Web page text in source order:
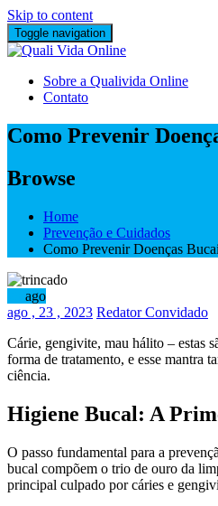
Skip to content
Toggle navigation
Sobre a Qualivida Online
Contato
Como Prevenir
Browse
Home
Prevenção e Cuidados
Como Prevenir Doenças
ago
ago , 23 , 2023 Redator Convidado
Cárie, gengivite, mau hálito – estas
forma de tratamento, e esse mantra
ciência.
Higiene Bucal: A
O passo fundamental para a
bucal compõem o trio de ouro da
principal culpado por cáries e